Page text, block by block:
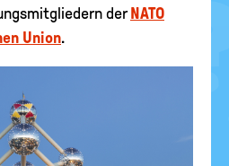
der NATO
Union.